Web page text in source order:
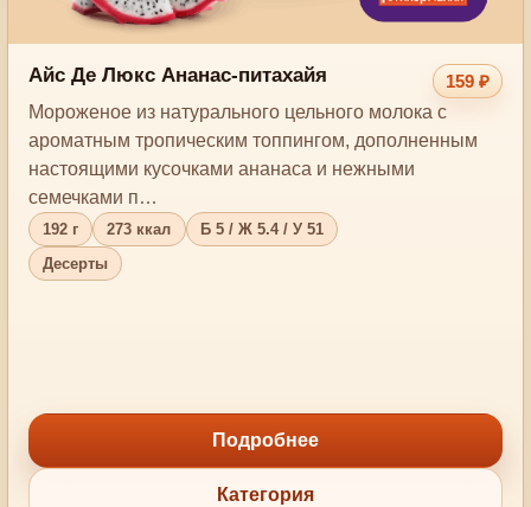
Айс Де Люкс Ананас-питахайя
159 ₽
Мороженое из натурального цельного молока с
ароматным тропическим топпингом, дополненным
настоящими кусочками ананаса и нежными
семечками п…
192 г 273 ккал
Б 5 / Ж 5.4 / У 51
Десерты
Подробнее
Категория